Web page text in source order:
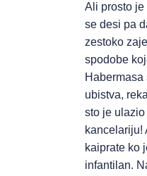
Ali prosto je
se desi pa
zestoko
spodobe
ubistva,
sto je
kaiprate ko
infantilan.